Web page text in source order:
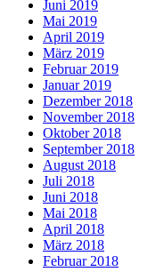
Juni 2019
Mai 2019
April 2019
März 2019
Februar 2019
Januar 2019
Dezember 2018
November 2018
Oktober 2018
September 2018
August 2018
Juli 2018
Juni 2018
Mai 2018
April 2018
März 2018
Februar 2018